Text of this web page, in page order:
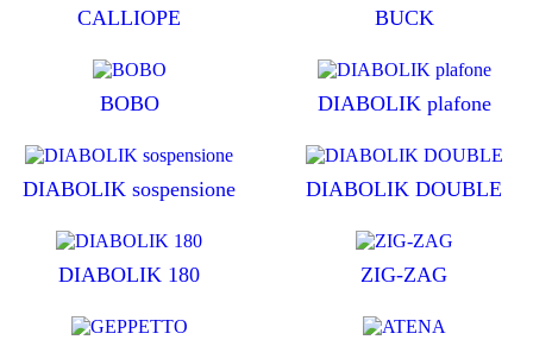
CALLIOPE BUCK
BOBO DIABOLIK plafone
DIABOLIK sospensione DIABOLIK DOUBLE
DIABOLIK 180 ZIG-ZAG